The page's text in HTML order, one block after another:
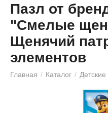
Пазл от
"Смелые
Щенячий
элементов
Главная / Каталог /